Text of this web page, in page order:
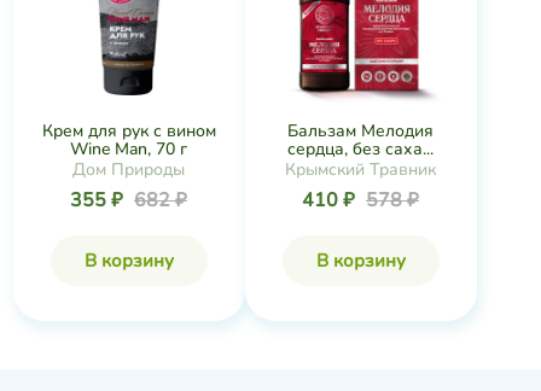
Крем для рук с вином
Wine Man, 70 г
Дом Природы
355 ₽ 682 ₽
В корзину
Бальзам Мелодия
сердца, без саха...
Крымский Травник
410 ₽ 578 ₽
В корзину